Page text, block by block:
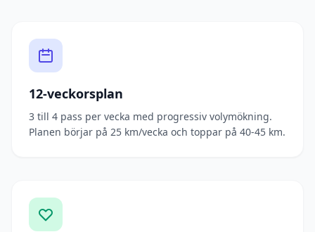
12-veckorsplan
3 till 4 pass per vecka med progressiv volymökning.
Planen börjar på 25 km/vecka och toppar på 40-45 km.